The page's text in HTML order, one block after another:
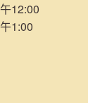
12:00
1:00